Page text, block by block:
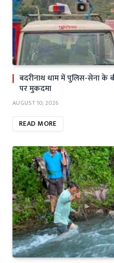
बदरीनाथ धाम में पुलिस-सेना के
पर मुकदमा
AUGUST 10, 2026
READ MORE